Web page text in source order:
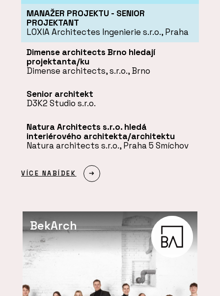
MANAŽER PROJEKTU - SENIOR
PROJEKTANT
LOXIA Architectes Ingenierie s.r.o., Praha
Dimense architects Brno hledají
projektanta/ku
Dimense architects, s.r.o., Brno
Senior architekt
D3K2 Studio s.r.o.
Natura Architects s.r.o. hledá
interiérového architekta/architektu
Natura architects s.r.o., Praha 5 Smíchov
VÍCE NABÍDEK
BekArch